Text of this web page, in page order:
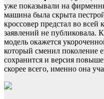
уже показывали на
машина была скрыта
кроссовер предстал во всей
заявлений не публиковала.
модель окажется
который сменил поколение
сохранится и версия
скорее всего, именно она